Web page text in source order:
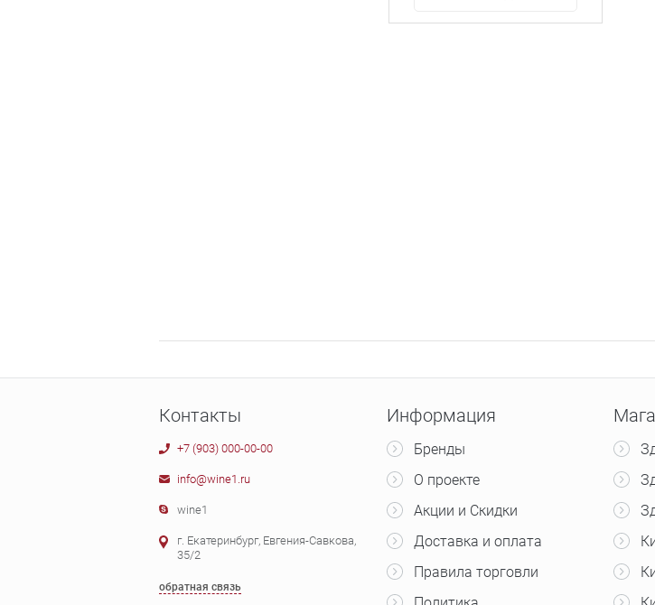
Контакты
+7 (903) 000-00-00
info@wine1.ru
wine1
г. Екатеринбург, Евгения-Савкова,
35/2
обратная связь
Информация
Бренды
О проекте
Акции и Скидки
Доставка и оплата
Правила торговли